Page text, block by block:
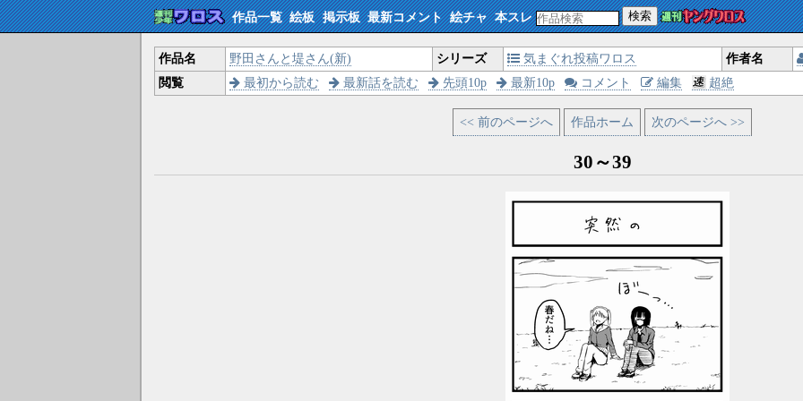
作品一覧 絵板 掲示板 最新コメント 絵チャ 本スレ 検索
作品名 野田さんと堤さん(新) シリーズ 気まぐれ投稿ワロス 作者名
閲覧
最初から読む 最新話を読む 先頭10p 最新10p コメント 編集 超絶
<< 前のページへ 作品ホーム 次のページへ >>
30～39